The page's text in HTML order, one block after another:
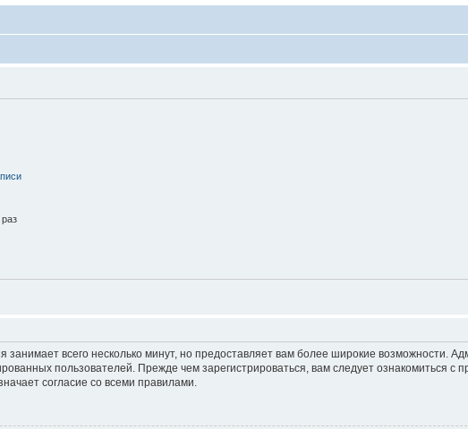
всего несколько минут, но предоставляет вам более широкие возможности.
пользователей. Прежде чем зарегистрироваться, вам следует ознакомиться с
согласие со всеми правилами.